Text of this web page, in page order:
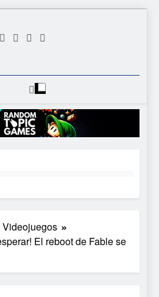
Random
Games
Videojuego Favorito
El reboot de Fable se